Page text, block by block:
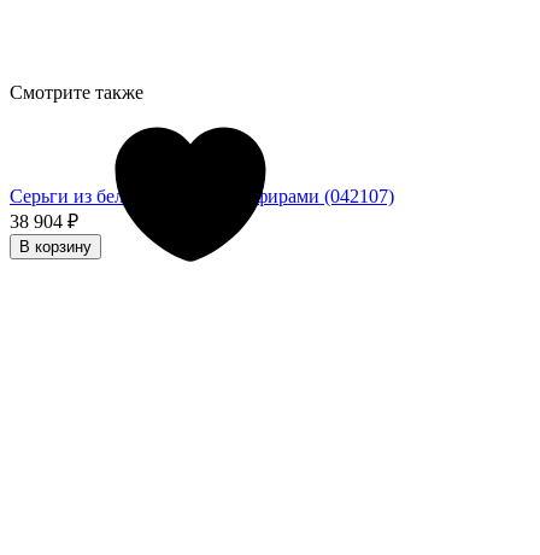
Серьги из белого золота с сапфирами (042107)
38 904 ₽
В корзину
Смотрите также